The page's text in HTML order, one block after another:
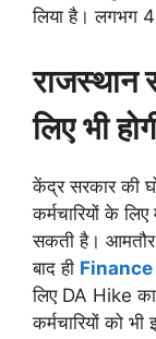
लिया है। लगभग
राजस्थान
लिए भी
केंद्र सरकार की
कर्मचारियों के
सकती है। आमतौर
बाद ही
लिए DA Hike
कर्मचारियों को